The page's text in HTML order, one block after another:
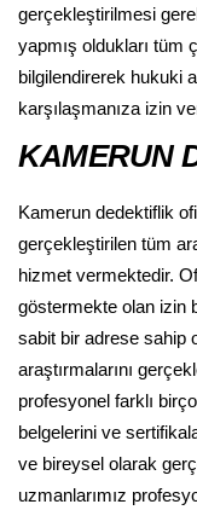
gerçekleştirilmesi
yapmış oldukları tüm
bilgilendirerek hukuki
karşılaşmanıza izin
KAMERUN
Kamerun dedektiflik
gerçekleştirilen tüm
hizmet vermektedir.
göstermekte olan izin
sabit bir adrese sahip
araştırmalarını
profesyonel farklı
belgelerini ve
ve bireysel olarak
uzmanlarımız